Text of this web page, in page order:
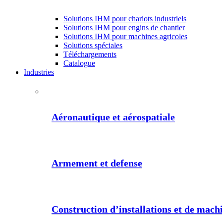
Solutions IHM pour chariots industriels
Solutions IHM pour engins de chantier
Solutions IHM pour machines agricoles
Solutions spéciales
Téléchargements
Catalogue
Industries
Aéronautique et aérospatiale
Armement et defense
Construction d’installations et de